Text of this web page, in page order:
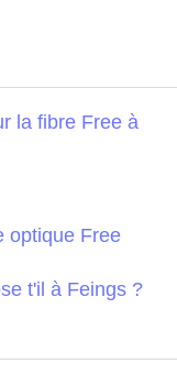
la fibre Free à
optique Free
t'il à Feings ?